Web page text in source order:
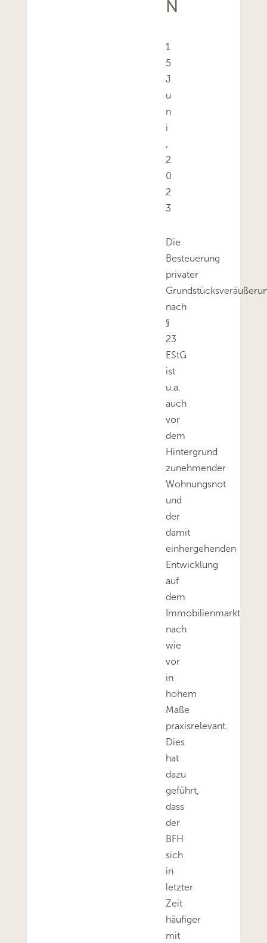
1
5
J
u
n
i
,
2
0
2
3
Die
Besteuerung
privater
nach
§
23
EStG
ist
u.a.
auch
vor
dem
Hintergrund
zunehmender
Wohnungsnot
und
der
damit
einhergehenden
Entwicklung
auf
dem
Immobilienmarkt
nach
wie
vor
in
hohem
Maße
praxisrelevant.
Dies
hat
dazu
geführt,
dass
der
BFH
sich
in
letzter
Zeit
häufiger
mit